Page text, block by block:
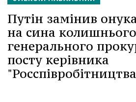
Путін замінив
на сина колишнього
генерального
посту керівника